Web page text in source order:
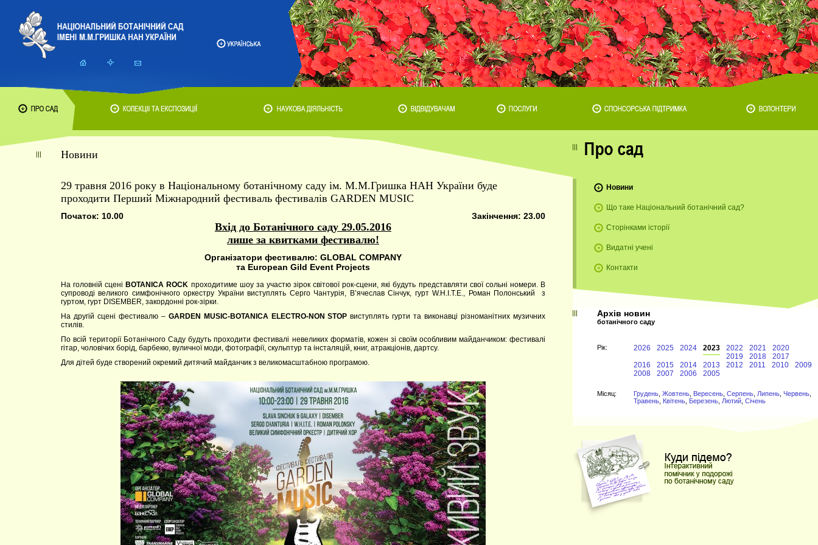
Новини
29 травня 2016 року в Національному ботанічному саду ім. М.М.Гришка НАН України буде
проходити Перший Міжнародний фестиваль фестивалів GARDEN MUSIC
Початок: 10.00 Закінчення: 23.00
Вхід до Ботанічного саду 29.05.2016
лише за квитками фестивалю!
Організатори фестивалю: GLOBAL COMPANY
та European Gild Event Projects
На головній сцені BOTANICA ROCK проходитиме шоу за участю зірок світової рок-сцени, які будуть представляти свої сольні номери. В
супроводі великого симфонічного оркестру України виступлять Серго Чантурія, В’ячеслав Сінчук, гурт W.H.I.T.E., Роман Полонський з
гуртом, гурт DISEMBER, закордонні рок-зірки.
На другій сцені фестивалю – GARDEN MUSIC-BOTANICA ELECTRO-NON STOP виступлять гурти та виконавці різноманітних музичних
стилів.
По всій території Ботанічного Саду будуть проходити фестивалі невеликих форматів, кожен зі своїм особливим майданчиком: фестивалі
гітар, чоловічих борід, барбекю, вуличної моди, фотографії, скульптур та інсталяцій, книг, атракціонів, дартсу.
Для дітей буде створений окремий дитячий майданчик з великомасштабною програмою.
Новини
Що таке Національний ботанічний сад?
Сторінками історії
Видатні учені
Контакти
Архів новин
ботанічного саду
Рiк: 2026 2025 2024 2023 2022 2021
2020
2019
2018
2017
2016
2015 2014 2013 2012 2011 2010
2009
2008
2007 2006 2005
Мiсяц: Грудень Жовтень Вересень Серпень Липень Червень
Травень Квітень Березень Лютий Січень